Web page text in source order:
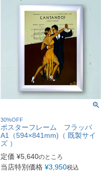
30%OFF
ポスターフレーム フラッパ
A1（594×841mm)（ 既製サイ
ズ ）
定価 ¥5,640のところ
当店特別価格 ¥3,950税込